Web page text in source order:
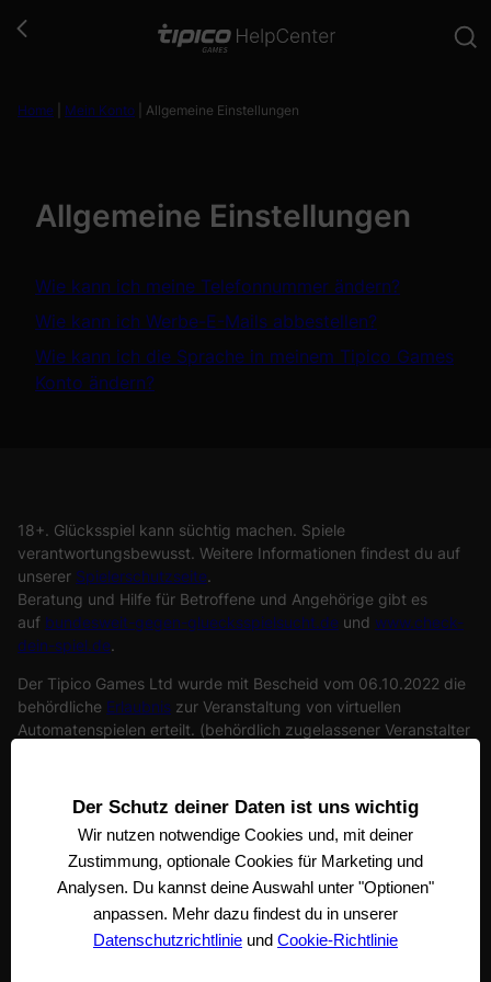
Der Schutz deiner Daten ist uns wichtig
Wir nutzen notwendige Cookies und, mit deiner
Zustimmung, optionale Cookies für Marketing und
Analysen. Du kannst deine Auswahl unter "Optionen"
anpassen. Mehr dazu findest du in unserer
Datenschutzrichtlinie und Cookie-Richtlinie
Inhalt
Home Mein Konto Allgemeine Einstellungen
Allgemeine Einstellungen
Wie kann ich meine Telefonnummer ändern?
Wie kann ich Werbe-E-Mails abbestellen?
Wie kann ich die Sprache in meinem Tipico Games
Konto ändern?
18+. Glücksspiel kann süchtig machen. Spiele
verantwortungsbewusst. Weitere Informationen findest du auf
unserer Spielerschutzseite.
Beratung und Hilfe für Betroffene und Angehörige gibt es
auf bundesweit-gegen-gluecksspielsucht.de und www.check-
dein-spiel.de.
Der Tipico Games Ltd wurde mit Bescheid vom 06.10.2022 die
behördliche Erlaubnis zur Veranstaltung von virtuellen
Automatenspielen erteilt. (behördlich zugelassener Veranstalter
Die registrierte Adresse der Tipico Games Ltd ist Tipico Tower,